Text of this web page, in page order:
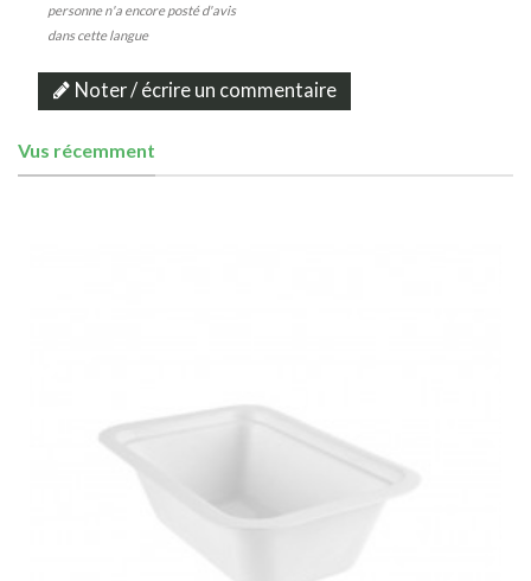
personne n'a encore posté d'avis
dans cette langue
Noter / écrire un commentaire
Vus récemment